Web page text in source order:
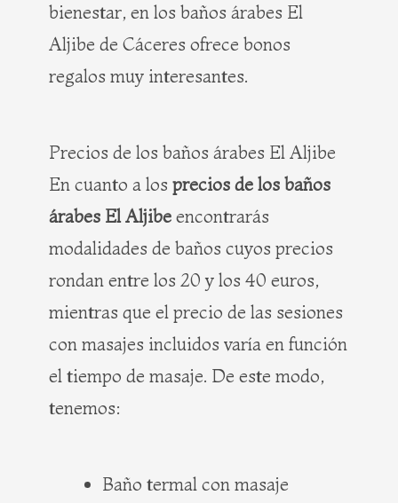
bienestar, en los baños árabes El
Aljibe de Cáceres ofrece bonos
regalos muy interesantes.
Precios de los baños árabes El Aljibe
En cuanto a los precios de los baños
árabes El Aljibe encontrarás
modalidades de baños cuyos precios
rondan entre los 20 y los 40 euros,
mientras que el precio de las sesiones
con masajes incluidos varía en función
el tiempo de masaje. De este modo,
tenemos:
Baño termal con masaje